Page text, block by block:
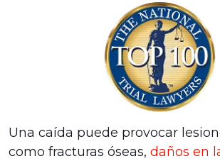
Una caída puede provocar
como fracturas óseas, daños en